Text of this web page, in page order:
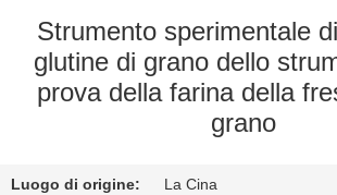
FABBRICA
CONTROLLO
Strumento sperimentale
glutine di grano dello
prova della farina della
grano
Luogo di origine: La Cina